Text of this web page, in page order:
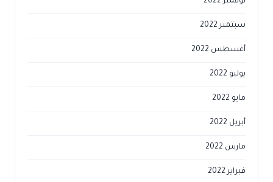
سبتمبر 2022
أغسطس 2022
يوليو 2022
مايو 2022
أبريل 2022
مارس 2022
فبراير 2022